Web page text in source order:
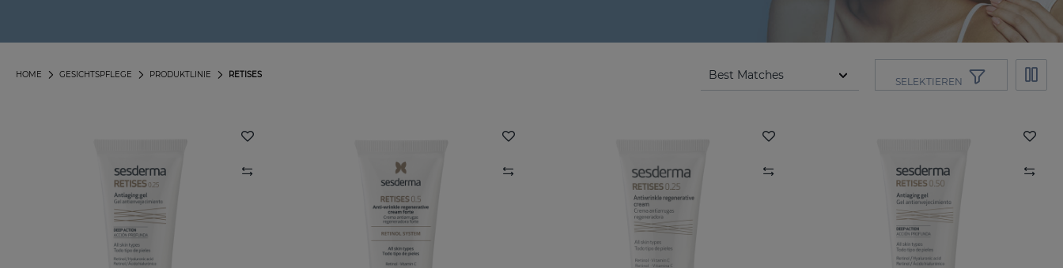
RETISES
PRODUKTLINIE
GESICHTSPFLEGE
HOME
SELEKTIEREN